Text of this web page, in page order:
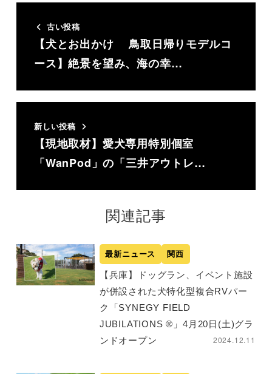
古い投稿
【犬とお出かけ 鳥取日帰りモデルコ
ース】絶景を望み、海の幸…
新しい投稿
【現地取材】愛犬専用特別個室
「WanPod」の「三井アウトレ…
関連記事
最新ニュース 関西
【兵庫】ドッグラン、イベント施設
が併設された犬特化型複合RVパー
ク「SYNEGY FIELD
JUBILATIONS ®」4月20日(土)グラ
ンドオープン
2024.12.11